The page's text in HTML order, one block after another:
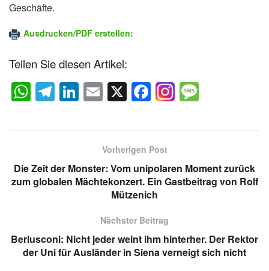
Geschäfte.
Ausdrucken/PDF erstellen:
Teilen Sie diesen Artikel:
W
A
p
T
a
m
Li
dI
n
E X F
e
b
o
o
k
g
e
Vorherigen Post
Die Zeit der Monster: Vom unipolaren Moment zurück
zum globalen Mächtekonzert. Ein Gastbeitrag von Rolf
Mützenich
Nächster Beitrag
Berlusconi: Nicht jeder weint ihm hinterher. Der Rektor
der Uni für Ausländer in Siena verneigt sich nicht